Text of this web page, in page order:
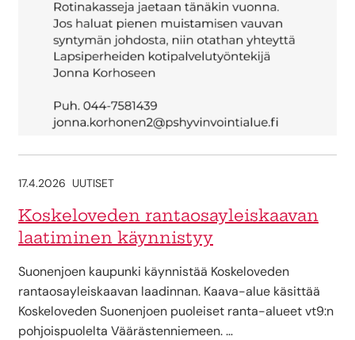
17.4.2026 UUTISET
Koskeloveden rantaosayleiskaavan
laatiminen käynnistyy
Suonenjoen kaupunki käynnistää Koskeloveden
rantaosayleiskaavan laadinnan. Kaava-alue käsittää
Koskeloveden Suonenjoen puoleiset ranta-alueet vt9:n
pohjoispuolelta Väärästenniemeen. …